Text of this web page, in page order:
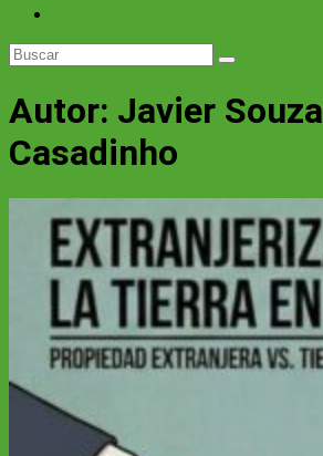
Autor: Javier Souza
Casadinho